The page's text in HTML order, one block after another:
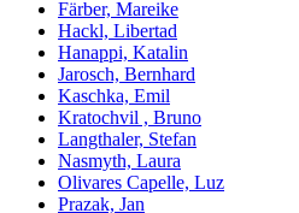
Färber, Mareike
Hackl, Libertad
Hanappi, Katalin
Jarosch, Bernhard
Kaschka, Emil
Kratochvil , Bruno
Langthaler, Stefan
Nasmyth, Laura
Olivares Capelle, Luz
Prazak, Jan